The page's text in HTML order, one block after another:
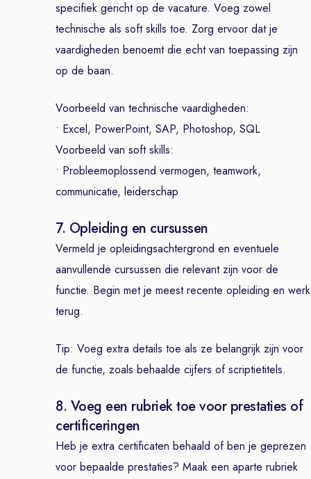
specifiek gericht op de vacature. Voeg zowel
technische als soft skills toe. Zorg ervoor dat je
vaardigheden benoemt die echt van toepassing zijn
op de baan.
Voorbeeld van technische vaardigheden:
• Excel, PowerPoint, SAP, Photoshop, SQL
Voorbeeld van soft skills:
• Probleemoplossend vermogen, teamwork,
communicatie, leiderschap
7. Opleiding en cursussen
Vermeld je opleidingsachtergrond en eventuele
aanvullende cursussen die relevant zijn voor de
functie. Begin met je meest recente opleiding en werk
terug.
Tip: Voeg extra details toe als ze belangrijk zijn voor
de functie, zoals behaalde cijfers of scriptietitels.
8. Voeg een rubriek toe voor prestaties of
certificeringen
Heb je extra certificaten behaald of ben je geprezen
voor bepaalde prestaties? Maak een aparte rubriek